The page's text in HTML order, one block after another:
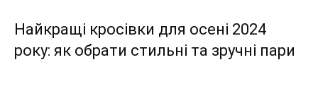
Найкращі кросівки для осені 2024
року: як обрати стильні та зручні пари